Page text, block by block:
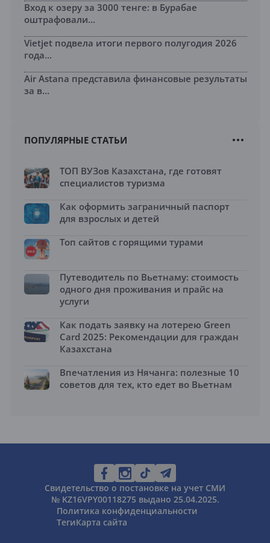
Вход к озеру за 3000 тенге: в Бурабае
оштрафовали...
Vietjet подвела итоги первого полугодия 2026
года...
Air Astana представила финансовые результаты
за в...
ПОПУЛЯРНЫЕ СТАТЬИ
ТОП ВУЗов Казахстана, где готовят
специалистов туризма
Как оформить заграничный паспорт
для взрослых и детей
Топ сайтов с горящими турами
Путеводитель по Вьетнаму: стоимость
одного дня проживания и прайс на
услуги
Как подать заявку на лотерею Green
Card 2025: Рекомендации для граждан
Казахстана
Впечатления из Нячанга: полезные 10
советов для тех, кто едет во Вьетнам
Свидетельство о постановке на учет СМИ
№ KZ16VPY00118275 выдано 25.04.2025.
Политика конфиденциальности
ТегиКарта сайта